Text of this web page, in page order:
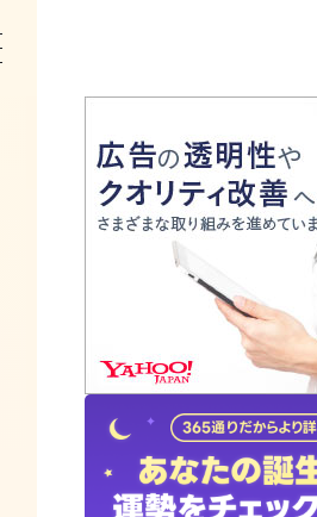
トップ
ユーザーの声
占いの流れ
おすすめの占い師
よくある質問